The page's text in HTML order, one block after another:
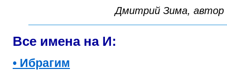
Дмитрий Зима, автор
Все имена на И:
• Ибрагим